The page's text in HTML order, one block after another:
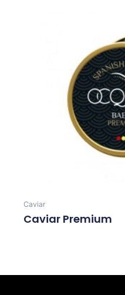
Caviar
Caviar Premium